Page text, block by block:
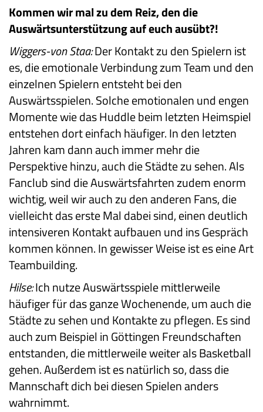
Kommen wir mal zu dem Reiz, den die
Auswärtsunterstützung auf euch ausübt?!
Wiggers-von Staa:Der Kontakt zu den Spielern ist
es, die emotionale Verbindung zum Team und den
einzelnen Spielern entsteht bei den
Auswärtsspielen. Solche emotionalen und engen
Momente wie das Huddle beim letzten Heimspiel
entstehen dort einfach häufiger. In den letzten
Jahren kam dann auch immer mehr die
Perspektive hinzu, auch die Städte zu sehen. Als
Fanclub sind die Auswärtsfahrten zudem enorm
wichtig, weil wir auch zu den anderen Fans, die
vielleicht das erste Mal dabei sind, einen deutlich
intensiveren Kontakt aufbauen und ins Gespräch
kommen können. In gewisser Weise ist es eine Art
Teambuilding.
Hilse:Ich nutze Auswärtsspiele mittlerweile
häufiger für das ganze Wochenende, um auch die
Städte zu sehen und Kontakte zu pflegen. Es sind
auch zum Beispiel in Göttingen Freundschaften
entstanden, die mittlerweile weiter als Basketball
gehen. Außerdem ist es natürlich so, dass die
Mannschaft dich bei diesen Spielen anders
wahrnimmt.